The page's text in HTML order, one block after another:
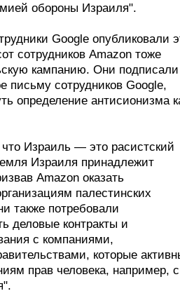
обороны Израиля".
Google опубликовали
сотрудников Amazon тоже
кампанию. Они подписали
письму сотрудников Google,
определение антисионизма
Израиль — это расистский
Израиля принадлежит
Amazon оказать
палестинских
также потребовали
деловые контракты и
с компаниями,
которые
прав человека, например, с